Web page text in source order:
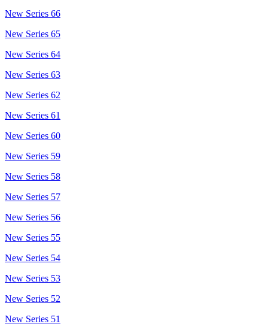
New Series 66
New Series 65
New Series 64
New Series 63
New Series 62
New Series 61
New Series 60
New Series 59
New Series 58
New Series 57
New Series 56
New Series 55
New Series 54
New Series 53
New Series 52
New Series 51